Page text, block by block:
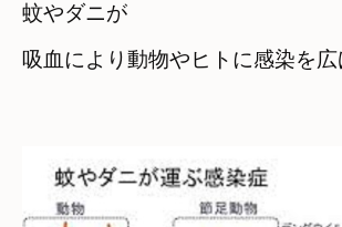
蚊やダニが
吸血により動物やヒトに感染を